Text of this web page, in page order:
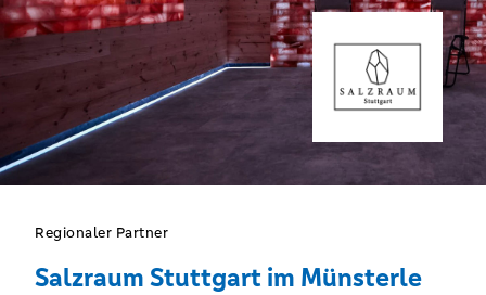
Regionaler Partner
Salzraum Stuttgart im Münsterle